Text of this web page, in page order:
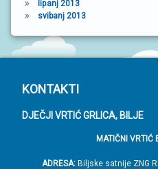
lipanj 2013
svibanj 2013
P
o
KONTAKTI
DJEČJI VRTIĆ GRLICA, BILJE
MATIČNI VRTIĆ
ADRESA: Biljske satnije ZNG